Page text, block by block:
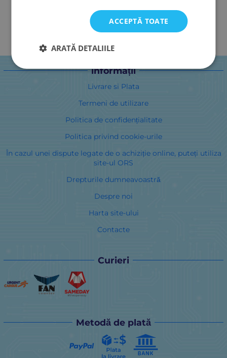
informații
Livrare si Plata
Termeni de utilizare
Politica de confidențialitate
Politica privind cookie-urile
În cazul unei dispute legate de o achiziție online, puteți utiliza
site-ul ORS
Drepturile dumneavoastră
Despre noi
Harta site-ului
Contacte
Curieri
Metodă de plată
ACCEPTĂ TOATE
ARATĂ DETALIILE